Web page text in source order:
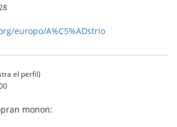
europo/A%C5%ADstrio
el perfil)
monon: